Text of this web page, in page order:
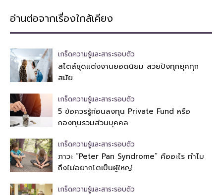
อ่านต่อจากเรื่องใกล้เคียง
เกร็ดความรู้และสาระรอบตัว
สไตล์ชุดแต่งงานยอดนิยม สวยปังทุกยุคทุก
สมัย
เกร็ดความรู้และสาระรอบตัว
5 ข้อควรรู้ก่อนลงทุน Private Fund หรือ
กองทุนรวมส่วนบุคคล
เกร็ดความรู้และสาระรอบตัว
ภาวะ “Peter Pan Syndrome” คืออะไร ทำไม
ถึงไม่อยากโตเป็นผู้ใหญ่
เกร็ดความรู้และสาระรอบตัว